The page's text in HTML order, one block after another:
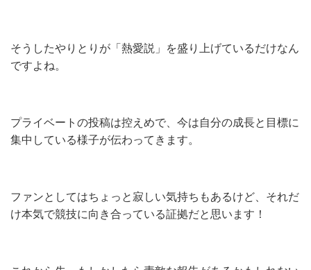
そうしたやりとりが「熱愛説」を盛り上げているだけなん
ですよね。
プライベートの投稿は控えめで、今は自分の成長と目標に
集中している様子が伝わってきます。
ファンとしてはちょっと寂しい気持ちもあるけど、それだ
け本気で競技に向き合っている証拠だと思います！